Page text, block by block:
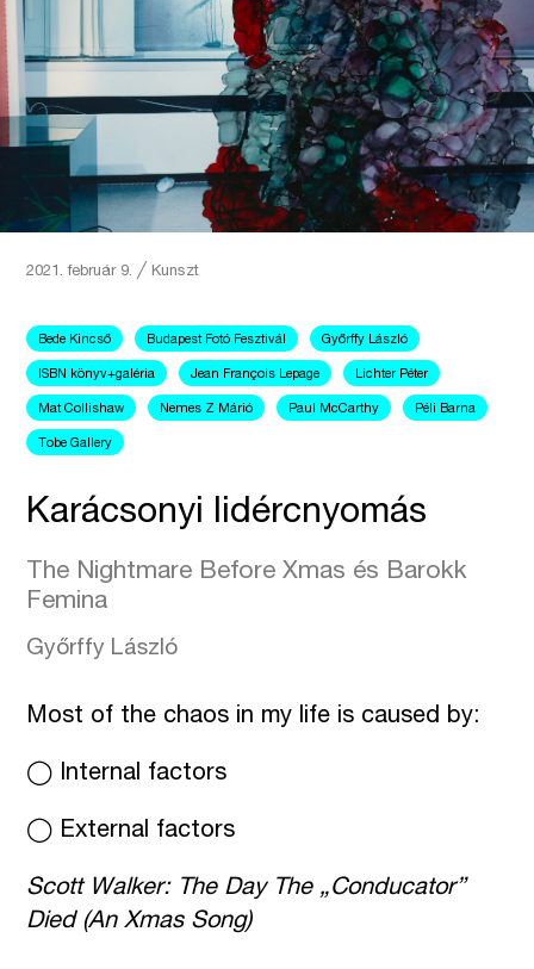
2021. február 9.╱ Kunszt
Bede Kincső Budapest Fotó Fesztivál Győrffy László
ISBN könyv+galéria Jean François Lepage Lichter Péter
Mat Collishaw Nemes Z Márió Paul McCarthy Péli Barna
Tobe Gallery
Karácsonyi lidércnyomás
The Nightmare Before Xmas és Barokk
Femina
Győrffy László
Most of the chaos in my life is caused by:
◯ Internal factors
◯ External factors
Scott Walker: The Day The „Conducator”
Died (An Xmas Song)